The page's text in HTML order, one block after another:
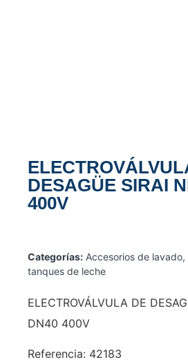
DESAGÜE SIRAI
400V
Categorías: Accesorios de lavado,
tanques de leche
ELECTROVÁLVULA DE
DN40 400V
Referencia: 42183